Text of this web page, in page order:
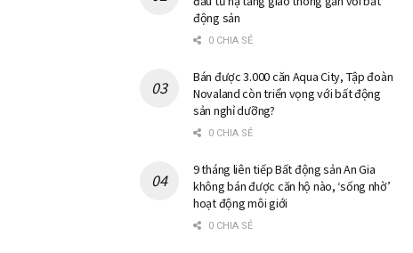
động sản
0 CHIA SẺ
Bán được 3.000 căn Aqua City, Tập đoàn
Novaland còn triển vọng với bất động
sản nghỉ dưỡng?
0 CHIA SẺ
9 tháng liên tiếp Bất động sản An Gia
không bán được căn hộ nào, ‘sống nhờ’
hoạt động môi giới
0 CHIA SẺ